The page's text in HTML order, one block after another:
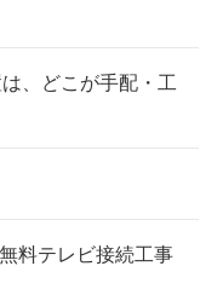
、どこが手配・工
料テレビ接続工事